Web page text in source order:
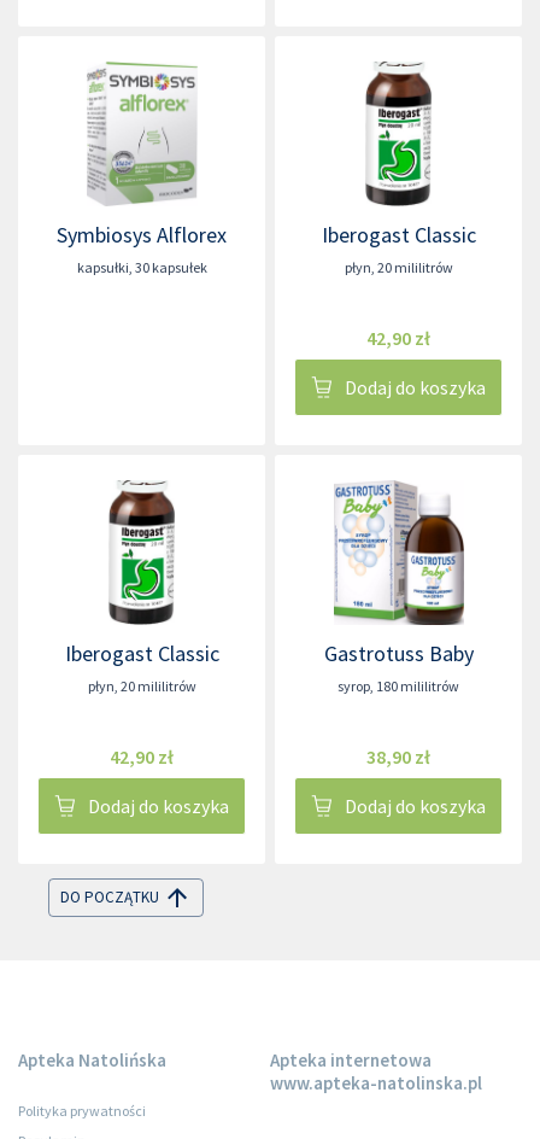
Symbiosys Alflorex
kapsułki 30 kapsułek
Iberogast Classic
płyn 20 mililitrów
42,90 zł
Dodaj do koszyka
Iberogast Classic
płyn 20 mililitrów
42,90 zł
Dodaj do koszyka
Gastrotuss Baby
syrop 180 mililitrów
38,90 zł
Dodaj do koszyka
DO POCZĄTKU
Apteka Natolińska
Polityka prywatności
Apteka internetowa
www.apteka-natolinska.pl